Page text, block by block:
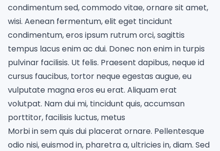
condimentum sed, commodo vitae, ornare sit amet,
wisi. Aenean fermentum, elit eget tincidunt
condimentum, eros ipsum rutrum orci, sagittis
tempus lacus enim ac dui. Donec non enim in turpis
pulvinar facilisis. Ut felis. Praesent dapibus, neque id
cursus faucibus, tortor neque egestas augue, eu
vulputate magna eros eu erat. Aliquam erat
volutpat. Nam dui mi, tincidunt quis, accumsan
porttitor, facilisis luctus, metus
Morbi in sem quis dui placerat ornare. Pellentesque
odio nisi, euismod in, pharetra a, ultricies in, diam. Sed